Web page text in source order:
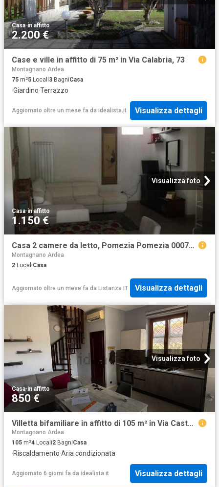
Casa·in affitto
2.200 €
Case e ville in affitto di 75 m² in Via Calabria, 73
Montagnano Ardea
75 m²5 Locali3 BagniCasa
·Giardino·Terrazzo
Aggiornato oltre un mese fa da idealista.it Visualizza dettagli
Visualizza foto
Casa·in affitto
1.150 €
Casa 2 camere da letto, Pomezia Pomezia 00071 DS103657455
Montagnano Ardea
2 LocaliCasa
Aggiornato oltre un mese fa da Listanza IT Visualizza dettagli
Visualizza foto
Casa·in affitto
850 €
Villetta bifamiliare in affitto di 105 m² in Via Castagnetta, 14
Montagnano Ardea
105 m²4 Locali2 BagniCasa
·Riscaldamento·Aria condizionata
Aggiornato 6 giorni fa da idealista.it Visualizza dettagli